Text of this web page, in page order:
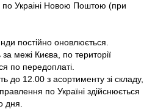
по Украіні Новою Поштою (при
постійно оновлюється.
межі Києва, по території
по передоплаті.
до 12.00 з асортименту зі складу,
по Україні здійснюється
дня.